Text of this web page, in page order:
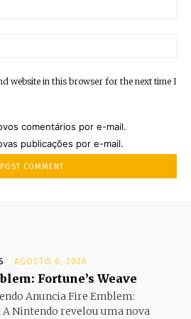
website in this browser for the next time I
comentários por e-mail.
publicações por e-mail.
AGOSTO 6, 2026
Fortune’s Weave
Anuncia Fire Emblem:
A Nintendo revelou uma nova